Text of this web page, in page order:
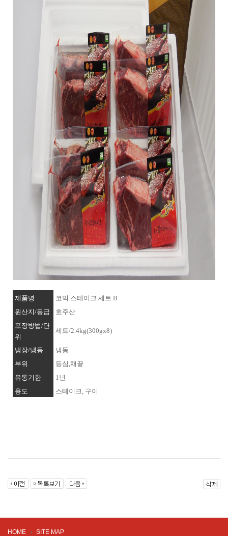
제품명
코빅 스테이크 세트 B
원산지/등급
호주산
포장방법/단
위
세트/2.4kg(300gx8)
냉장/냉동
냉동
부위
등심,채끝
유통기한
1년
용도
스테이크, 구이
HOME SITE MAP